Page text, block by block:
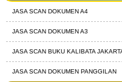
JASA SCAN DOKUMEN A4
JASA SCAN DOKUMEN A3
JASA SCAN BUKU KALIBATA
JASA SCAN DOKUMEN PANGGILAN